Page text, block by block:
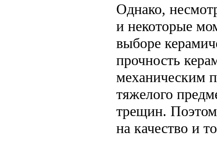
Однако,
и некоторые
выборе
прочность
механическим
тяжелого
трещин.
на качество и